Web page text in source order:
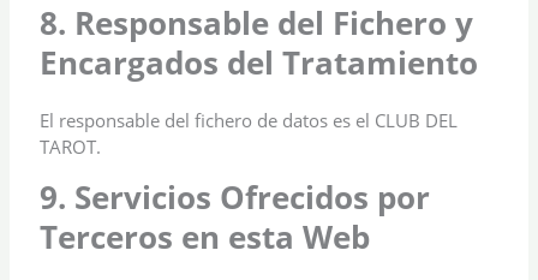
8. Responsable del Fichero y
Encargados del Tratamiento
El responsable del fichero de datos es el CLUB DEL
TAROT.
9. Servicios Ofrecidos por
Terceros en esta Web